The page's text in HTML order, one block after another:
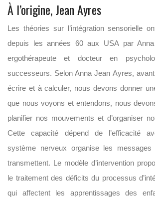
À l’origine, Jean Ayres
Les théories sur l’intégration sensorielle
depuis les années 60 aux USA par
ergothérapeute et docteur en
successeurs. Selon Anna Jean Ayres, avant
écrire et à calculer, nous devons donner
que nous voyons et entendons, nous
planifier nos mouvements et d’organiser
Cette capacité dépend de l’efficacité
système nerveux organise les
transmettent. Le modèle d’intervention
le traitement des déficits du processus
qui affectent les apprentissages des